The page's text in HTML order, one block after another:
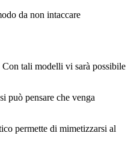
da non intaccare
tali modelli vi sarà possibile
può pensare che venga
permette di mimetizzarsi al